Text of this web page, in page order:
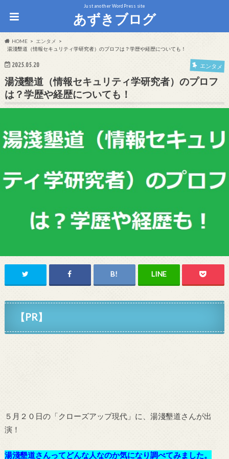
Just another WordPress site
あずきブログ
HOME
エンタメ
湯淺墾道（情報セキュリティ学研究者）のプロフは？学歴や経歴についても！
2025.05.20 エンタメ
湯淺墾道（情報セキュリティ学研究者）のプロフ
は？学歴や経歴についても！
【PR】
５月２０日の「クローズアップ現代」に、湯淺墾道さんが出
演！
湯淺墾道さんってどんな人なのか気になり調べてみました。